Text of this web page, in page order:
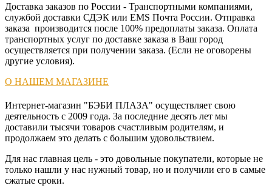
X-
Lander
Доставка заказов по России - Транспортными компаниями,
службой доставки СДЭК или EMS Почта России. Отправка
заказа производится после 100% предоплаты заказа. Оплата
транспортных услуг по доставке заказа в Ваш город
осуществляется при получении заказа. (Если не оговорены
другие условия).
О НАШЕМ МАГАЗИНЕ
Интернет-магазин "БЭБИ ПЛАЗА" осуществляет свою
деятельность с 2009 года. За последние десять лет мы
доставили тысячи товаров счастливым родителям, и
продолжаем это делать с большим удовольствием.
Для нас главная цель - это довольные покупатели, которые не
только нашли у нас нужный товар, но и получили его в самые
сжатые сроки.